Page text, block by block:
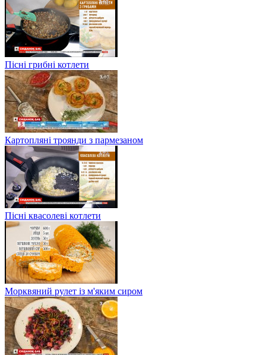
Пісні грибні котлети
Картопляні троянди з пармезаном
Пісні квасолеві котлети
Морквяний рулет із м'яким сиром